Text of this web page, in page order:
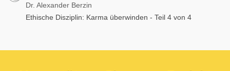
Dr. Alexander Berzin
Ethische Disziplin: Karma überwinden - Teil 4 von 4